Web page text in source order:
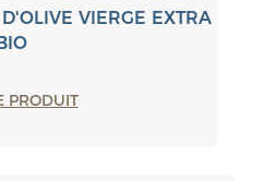
VIERGE EXTRA
BIO
PRODUIT